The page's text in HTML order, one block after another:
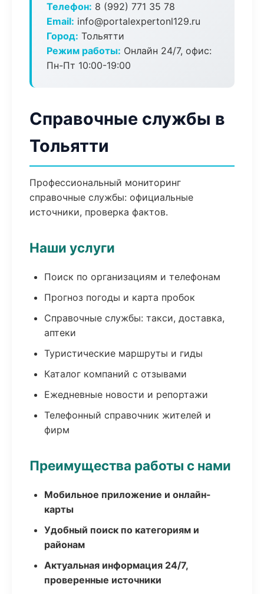
Телефон: 8 (992) 771 35 78
Email: info@portalexpertonl129.ru
Город: Тольятти
Режим работы: Онлайн 24/7, офис:
Пн-Пт 10:00-19:00
Справочные службы в
Тольятти
Профессиональный мониторинг
справочные службы: официальные
источники, проверка фактов.
Наши услуги
Поиск по организациям и телефонам
Прогноз погоды и карта пробок
Справочные службы: такси, доставка,
аптеки
Туристические маршруты и гиды
Каталог компаний с отзывами
Ежедневные новости и репортажи
Телефонный справочник жителей и
фирм
Преимущества работы с нами
Мобильное приложение и онлайн-
карты
Удобный поиск по категориям и
районам
Актуальная информация 24/7,
проверенные источники